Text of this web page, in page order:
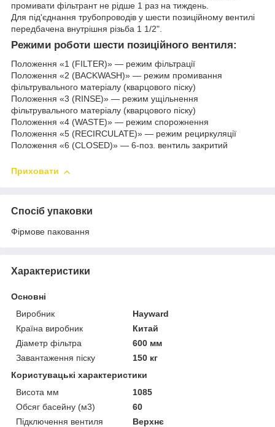
промивати фільтрант не рідше 1 раз на тиждень.
Для під'єднання трубопроводів у шести позиційному вентилі
передбачена внутрішня різьба 1 1/2".
Режими роботи шести позиційного вентиля:
Положення «1 (FILTER)» — режим фільтрації
Положення «2 (BACKWASH)» — режим промивання
фільтрувального матеріалу (кварцового піску)
Положення «3 (RINSE)» — режим ущільнення
фільтрувального матеріалу (кварцового піску)
Положення «4 (WASTE)» — режим спорожнення
Положення «5 (RECIRCULATE)» — режим рециркуляції
Положення «6 (CLOSED)» — 6-поз. вентиль закритий
Приховати
Спосіб упаковки
Фірмове паковання
Характеристики
Основні
Виробник
Hayward
Країна виробник
Китай
Діаметр фільтра
600 мм
Завантаження піску
150 кг
Користувацькі характеристики
Висота мм
1085
Обсяг басейну (м3)
60
Підключення вентиля
Верхнє